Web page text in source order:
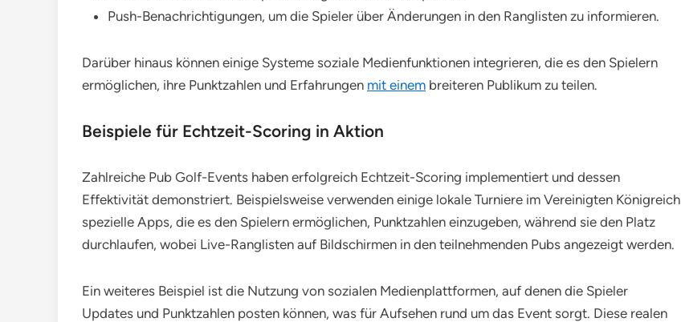
Push-Benachrichtigungen, um die Spieler über Änderungen in den Ranglisten zu informieren.
Darüber hinaus können einige Systeme soziale Medienfunktionen integrieren, die es den Spielern
ermöglichen, ihre Punktzahlen und Erfahrungen mit einem breiteren Publikum zu teilen.
Beispiele für Echtzeit-Scoring in Aktion
Zahlreiche Pub Golf-Events haben erfolgreich Echtzeit-Scoring implementiert und dessen
Effektivität demonstriert. Beispielsweise verwenden einige lokale Turniere im Vereinigten Königreich
spezielle Apps, die es den Spielern ermöglichen, Punktzahlen einzugeben, während sie den Platz
durchlaufen, wobei Live-Ranglisten auf Bildschirmen in den teilnehmenden Pubs angezeigt werden.
Ein weiteres Beispiel ist die Nutzung von sozialen Medienplattformen, auf denen die Spieler
Updates und Punktzahlen posten können, was für Aufsehen rund um das Event sorgt. Diese realen